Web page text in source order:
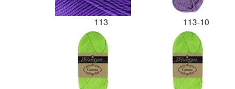
113 113-10